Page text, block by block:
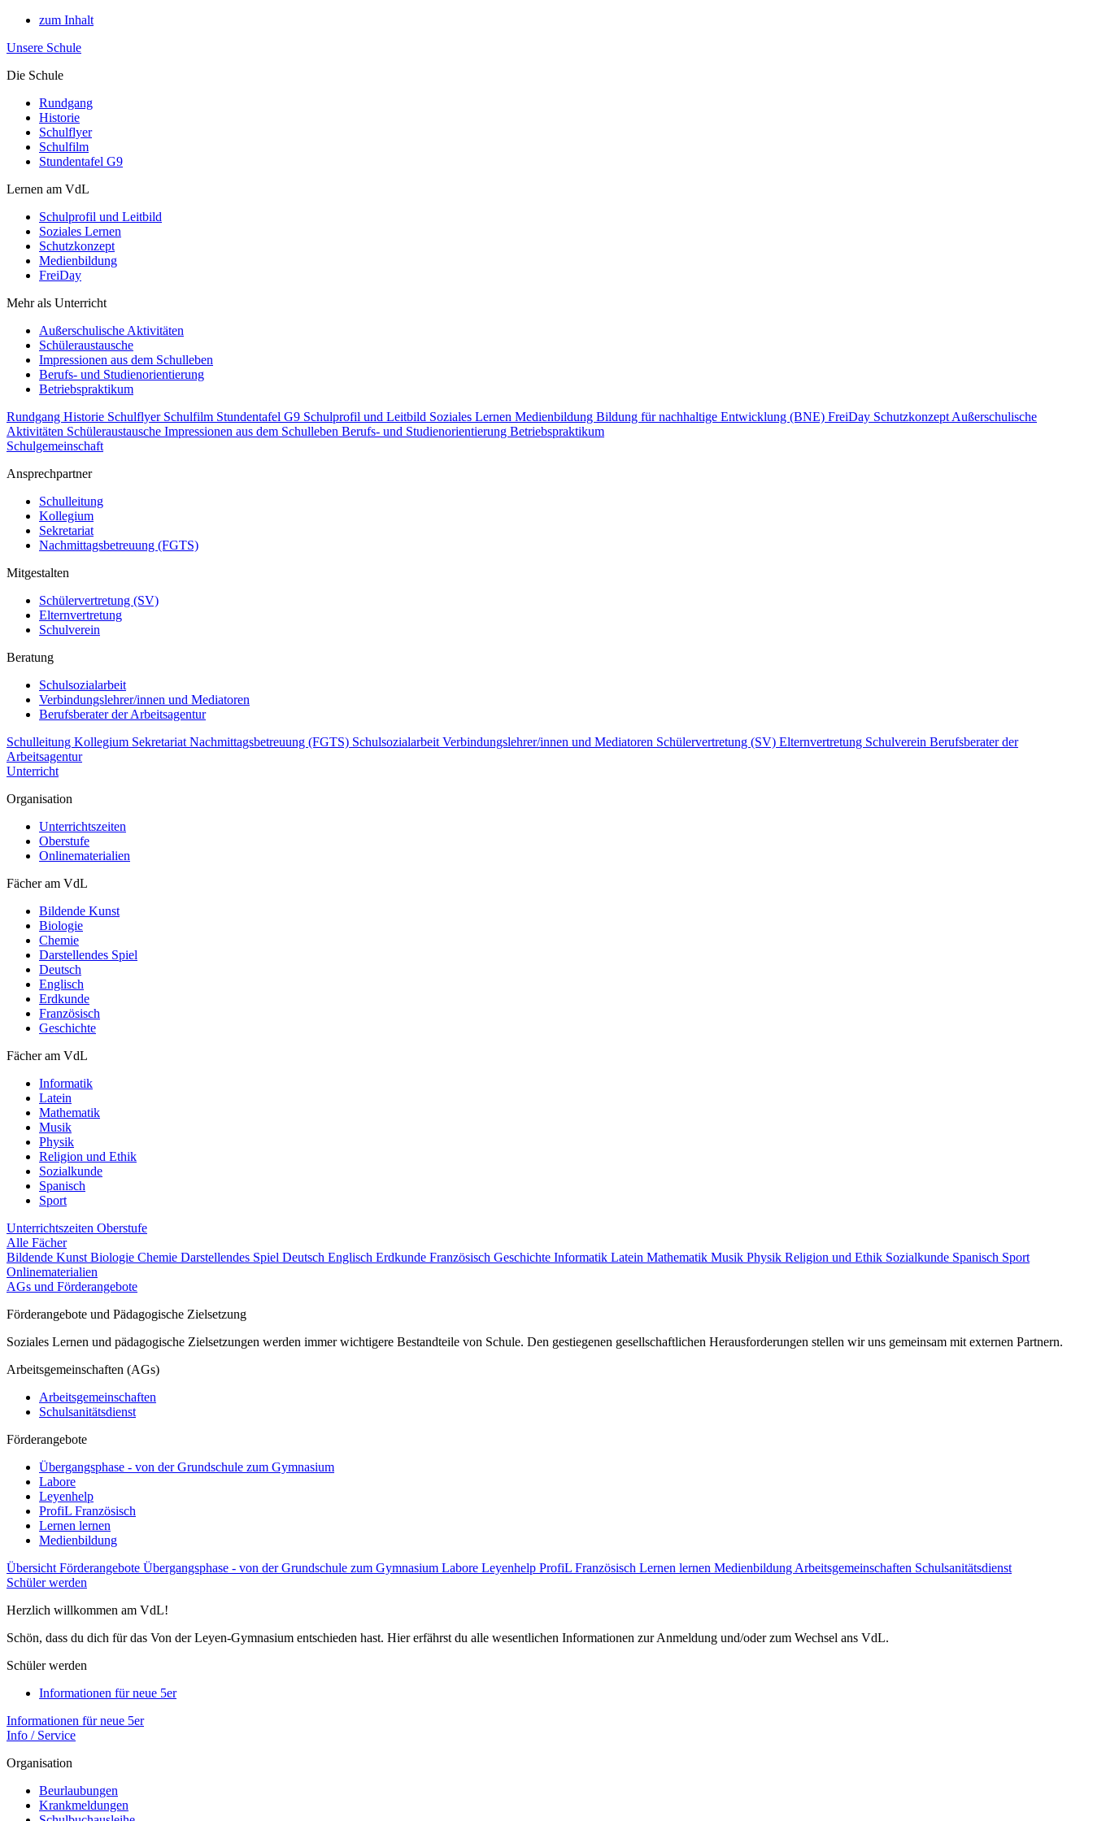
zum Inhalt
Unsere Schule
Die Schule
Rundgang
Historie
Schulflyer
Schulfilm
Stundentafel G9
Lernen am VdL
Schulprofil und Leitbild
Soziales Lernen
Schutzkonzept
Medienbildung
FreiDay
Mehr als Unterricht
Außerschulische Aktivitäten
Schüleraustausche
Impressionen aus dem Schulleben
Berufs- und Studienorientierung
Betriebspraktikum
Rundgang Historie Schulflyer Schulfilm Stundentafel G9 Schulprofil und Leitbild Soziales Lernen Medienbildung Bildung für nachhaltige Entwicklung (BNE) FreiDay Schutzkonzept Außerschulische
Aktivitäten Schüleraustausche Impressionen aus dem Schulleben Berufs- und Studienorientierung Betriebspraktikum
Schulgemeinschaft
Ansprechpartner
Schulleitung
Kollegium
Sekretariat
Nachmittagsbetreuung (FGTS)
Mitgestalten
Schülervertretung (SV)
Elternvertretung
Schulverein
Beratung
Schulsozialarbeit
Verbindungslehrer/innen und Mediatoren
Berufsberater der Arbeitsagentur
Schulleitung Kollegium Sekretariat Nachmittagsbetreuung (FGTS) Schulsozialarbeit Verbindungslehrer/innen und Mediatoren Schülervertretung (SV) Elternvertretung Schulverein Berufsberater der
Arbeitsagentur
Unterricht
Organisation
Unterrichtszeiten
Oberstufe
Onlinematerialien
Fächer am VdL
Bildende Kunst
Biologie
Chemie
Darstellendes Spiel
Deutsch
Englisch
Erdkunde
Französisch
Geschichte
Fächer am VdL
Informatik
Latein
Mathematik
Musik
Physik
Religion und Ethik
Sozialkunde
Spanisch
Sport
Unterrichtszeiten Oberstufe
Alle Fächer
Bildende Kunst Biologie Chemie Darstellendes Spiel Deutsch Englisch Erdkunde Französisch Geschichte Informatik Latein Mathematik Musik Physik Religion und Ethik Sozialkunde Spanisch Sport
Onlinematerialien
AGs und Förderangebote
Förderangebote und Pädagogische Zielsetzung
Soziales Lernen und pädagogische Zielsetzungen werden immer wichtigere Bestandteile von Schule. Den gestiegenen gesellschaftlichen Herausforderungen stellen wir uns gemeinsam mit externen Partnern.
Arbeitsgemeinschaften (AGs)
Arbeitsgemeinschaften
Schulsanitätsdienst
Förderangebote
Übergangsphase - von der Grundschule zum Gymnasium
Labore
Leyenhelp
ProfiL Französisch
Lernen lernen
Medienbildung
Übersicht Förderangebote Übergangsphase - von der Grundschule zum Gymnasium Labore Leyenhelp ProfiL Französisch Lernen lernen Medienbildung Arbeitsgemeinschaften Schulsanitätsdienst
Schüler werden
Herzlich willkommen am VdL!
Schön, dass du dich für das Von der Leyen-Gymnasium entschieden hast. Hier erfährst du alle wesentlichen Informationen zur Anmeldung und/oder zum Wechsel ans VdL.
Schüler werden
Informationen für neue 5er
Informationen für neue 5er
Info / Service
Organisation
Beurlaubungen
Krankmeldungen